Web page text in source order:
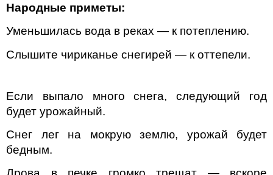
Народные приметы:
Уменьшилась вода в реках — к потеплению.
Слышите чириканье снегирей — к оттепели.
Если выпало много снега, следующий год
будет урожайный.
Снег лег на мокрую землю, урожай будет
бедным.